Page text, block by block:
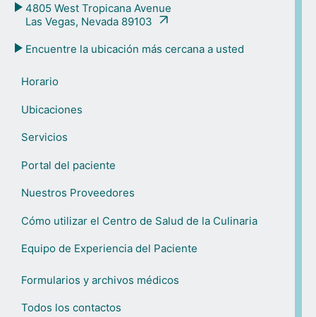
4805 West Tropicana Avenue
Las Vegas, Nevada 89103
Encuentre la ubicación más cercana a usted
Horario
Ubicaciones
Servicios
Portal del paciente
Nuestros Proveedores
Cómo utilizar el Centro de Salud de la Culinaria
Equipo de Experiencia del Paciente
Formularios y archivos médicos
Todos los contactos